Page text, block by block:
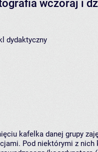
wczoraj i
dydaktyczny
kafelka danej grupy
Pod niektórymi z nich